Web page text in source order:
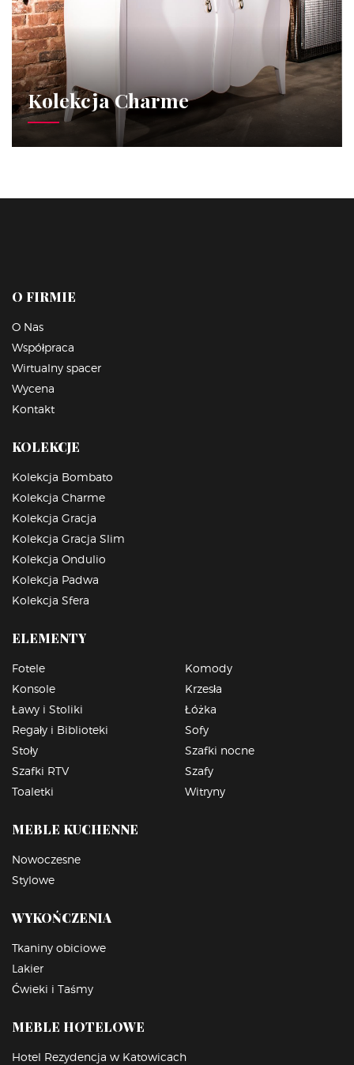
Kolekcja Charme
O FIRMIE
O Nas
Współpraca
Wirtualny spacer
Wycena
Kontakt
KOLEKCJE
Kolekcja Bombato
Kolekcja Charme
Kolekcja Gracja
Kolekcja Gracja Slim
Kolekcja Ondulio
Kolekcja Padwa
Kolekcja Sfera
ELEMENTY
Fotele
Komody
Konsole
Krzesła
Ławy i Stoliki
Łóżka
Regały i Biblioteki
Sofy
Stoły
Szafki nocne
Szafki RTV
Szafy
Toaletki
Witryny
MEBLE KUCHENNE
Nowoczesne
Stylowe
WYKOŃCZENIA
Tkaniny obiciowe
Lakier
Ćwieki i Taśmy
MEBLE HOTELOWE
Hotel Rezydencja w Katowicach